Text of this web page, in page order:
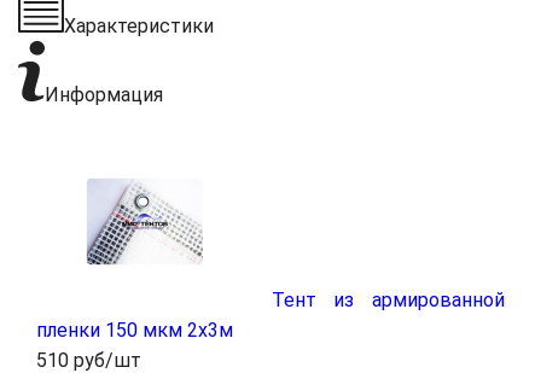
Характеристики
Информация
Тент из армированной
пленки 150 мкм 2x3м
510 руб/шт